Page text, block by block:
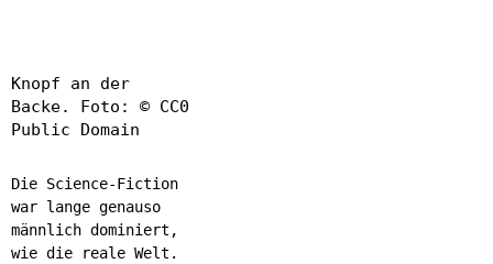
Knopf an der
Backe. Foto: © CC0
Public Domain
Die Science-Fiction
war lange genauso
männlich dominiert,
wie die reale Welt.